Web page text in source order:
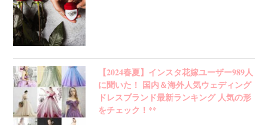
【2024春夏】インスタ花嫁ユーザー989人
に聞いた！ 国内＆海外人気ウェディング
ドレスブランド最新ランキング 人気の形
をチェック！**